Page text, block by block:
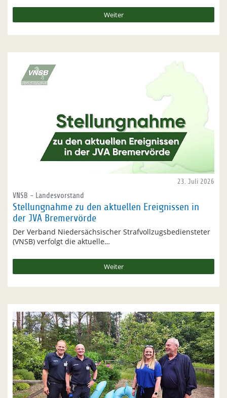
Weiter
23. Juli 2026
VNSB - Landesvorstand
Stellungnahme zu den aktuellen Ereignissen in
der JVA Bremervörde
Der Verband Niedersächsischer Strafvollzugsbediensteter
(VNSB) verfolgt die aktuelle…
Weiter